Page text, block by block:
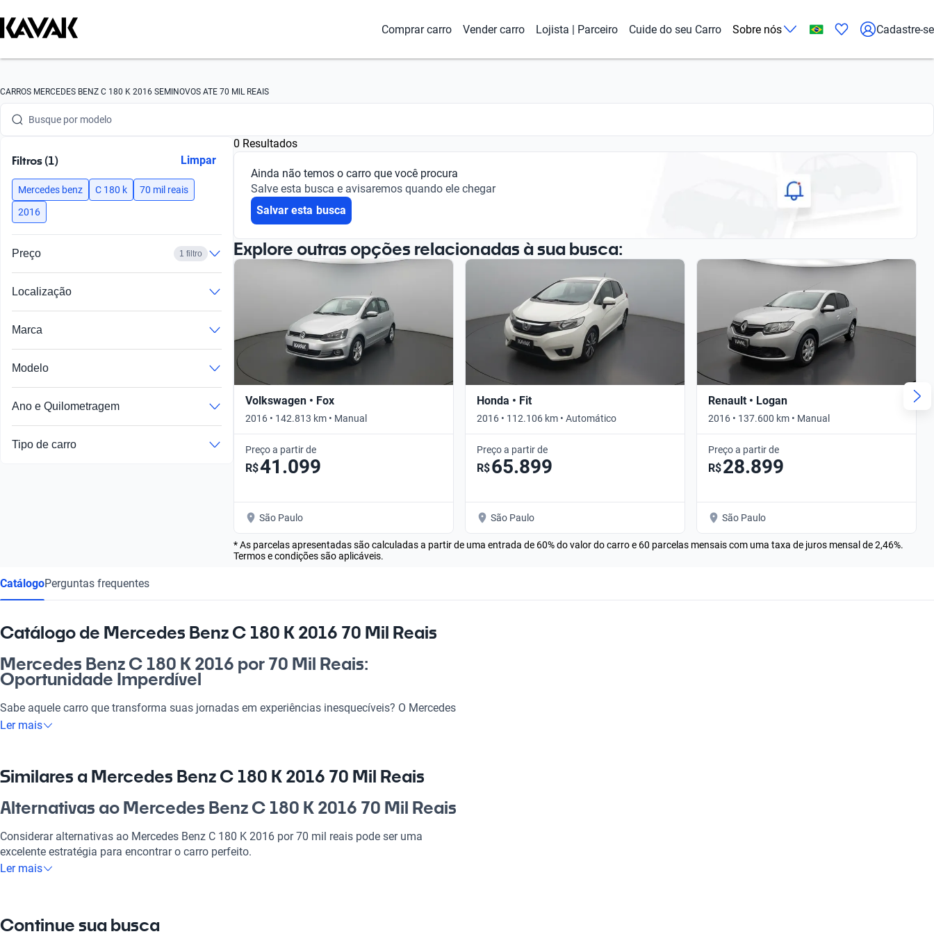
Comprar carro Vender carro Lojista | Parceiro Cuide do seu Carro Sobre nós Cadastre-se
CARROS MERCEDES BENZ C 180 K 2016 SEMINOVOS ATE 70 MIL REAIS
Busque por marca
Busque por modelo
Busque por ano
Busque por marca
Busque por versão
Filtros (1) Limpar
Mercedes benz C 180 k
70 mil reais
2016
Preço 1 filtro
Localização
Marca
Modelo
Ano e Quilometragem
Tipo de carro
0 Resultados
Ainda não temos o carro que você procura
Salve esta busca e avisaremos quando ele chegar
Salvar esta busca
Explore outras opções relacionadas à sua busca:
Volkswagen • Fox
2016 • 142.813 km • Manual
Preço a partir de
R$41.099
São Paulo
Honda • Fit
2016 • 112.106 km • Automático
Preço a partir de
R$65.899
São Paulo
Renault • Logan
2016 • 137.600 km • Manual
Preço a partir de
R$28.899
São Paulo
* As parcelas apresentadas são calculadas a partir de uma entrada de 60% do valor do carro e 60 parcelas mensais com uma taxa de juros mensal de 2,46%.
Termos e condições são aplicáveis.
CatálogoPerguntas frequentes
Catálogo de Mercedes Benz C 180 K 2016 70 Mil Reais
Mercedes Benz C 180 K 2016 por 70 Mil Reais:
Oportunidade Imperdível
Sabe aquele carro que transforma suas jornadas em experiências inesquecíveis? O Mercedes
Benz C 180 K 2016 por 70 mil reais é a opção perfeita para quem busca sofisticação e conforto
ruas virou uma missão prazerosa. Não perca a chance de ter essa nave na sua garagem!
Por que escolher Mercedes Benz C 180 K 2016 70 Mil
Reais?
Tecnologia ao seu dispor
Desfrute da melhor tecnologia com Tecnología moderna, fazendo de cada viagem uma
Ler mais
Similares a Mercedes Benz C 180 K 2016 70 Mil Reais
Alternativas ao Mercedes Benz C 180 K 2016 70 Mil Reais
Considerar alternativas ao Mercedes Benz C 180 K 2016 por 70 mil reais pode ser uma
excelente estratégia para encontrar o carro perfeito.
Ler mais
Continue sua busca